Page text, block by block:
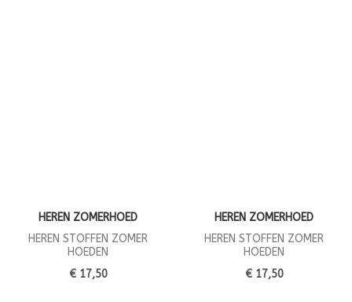
HEREN ZOMERHOED
HEREN STOFFEN ZOMER
HOEDEN
€ 17,50
HEREN ZOMERHOED
HEREN STOFFEN ZOMER
HOEDEN
€ 17,50